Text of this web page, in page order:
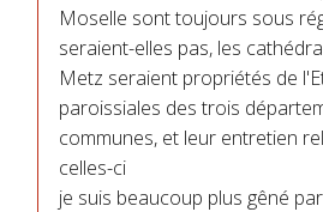
Moselle sont toujours sous
seraient-elles pas, les
Metz seraient propriétés de
paroissiales des trois
communes, et leur entretien
celles-ci
je suis beaucoup plus gêné